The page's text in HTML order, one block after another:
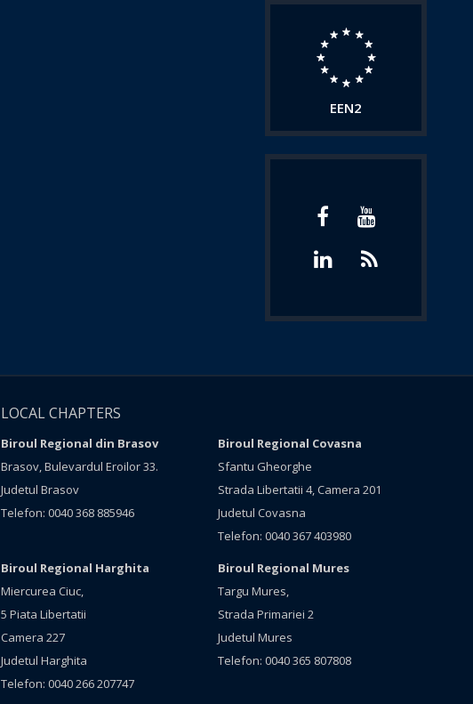
EEN2
LOCAL CHAPTERS
Biroul Regional din Brasov
Brasov, Bulevardul Eroilor 33.
Judetul Brasov
Telefon: 0040 368 885946
Biroul Regional Covasna
Sfantu Gheorghe
Strada Libertatii 4, Camera 201
Judetul Covasna
Telefon: 0040 367 403980
Biroul Regional Harghita
Miercurea Ciuc,
5 Piata Libertatii
Camera 227
Judetul Harghita
Telefon: 0040 266 207747
Biroul Regional Mures
Targu Mures,
Strada Primariei 2
Judetul Mures
Telefon: 0040 365 807808